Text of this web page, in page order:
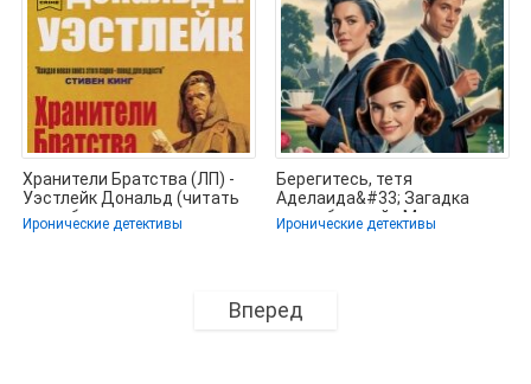
Хранители Братства (ЛП) -
Уэстлейк Дональд (читать
книги бесплатно полностью
Иронические детективы
Берегитесь, тетя
Аделаида&#33; Загадка
синих бегоний - Меривезер
Флора (читать
Иронические детективы
Вперед